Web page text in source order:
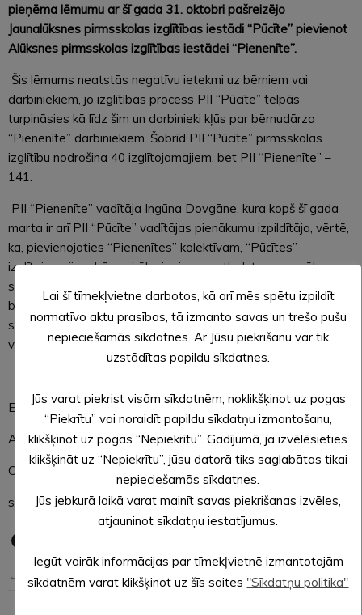
pieņēma lēmumu ar šī gada 31. oktobri pašreizējo
Jaunalūksnes pirmsskolas izglītības iestādi “Pūcīte” pievienot
Alūksnes pirmsskolas izglītības iestādei “Pienenīte”.
Šis lēmums neatstās negatīvu ietekmi uz bērniem vai
darbiniekiem, jo izglītības process PII “Pūcīte” telpās
turpināsies kā līdz šim un darbinieki kļūs par bērnudārza
“Pienenīte” darbiniekiem. Šobrīd PII “Pūcīte” pirmsskolas
izglītību nodrošina 40 izglītojamajiem, bet PII “Pienenīte” –
141.
PII “Pienenīte” vadītāja Ingūna Dovgāne, kura kopš šī gada
marta ir arī PII “Pūcīte” vadītājas pienākumu izpildītāja, vērtē,
ka, pievienojoties “Pienenītes” kolektīvam, “Pūcītes”
izglītojamajiem būs vairāk pieejamas atbalsta personāla
speciālista (logopēda) konsultācijas, savukārt pedagogiem
būs labākas iespējas pedagoģiskai pilnveidei, piemēram,
stundu vērošana grupās, kas atbilst tam izglītojamo
vecumam, ar kādu strādā attiecīgais pedagogs.
Evita Aploka,
Alūksnes novada pašvaldības
Centrālās administrācijas
sabiedrisko attiecību speciāliste
← Iepriekšējā ziņa Nākošā ziņa →
Lai šī tīmekļvietne darbotos, kā arī mēs spētu izpildīt
normatīvo aktu prasības, tā izmanto savas un trešo pušu
nepieciešamās sīkdatnes. Ar Jūsu piekrišanu var tik
uzstādītas papildu sīkdatnes.
Jūs varat piekrist visām sīkdatnēm, noklikšķinot uz pogas
“Piekrītu” vai noraidīt papildu sīkdatņu izmantošanu,
klikšķinot uz pogas “Nepiekrītu”. Gadījumā, ja izvēlēsieties
klikšķināt uz “Nepiekrītu”, jūsu datorā tiks saglabātas tikai
nepieciešamās sīkdatnes.
Jūs jebkurā laikā varat mainīt savas piekrišanas izvēles,
atjauninot sīkdatņu iestatījumus.
Iegūt vairāk informācijas par tīmekļvietnē izmantotajām
sīkdatnēm varat klikšķinot uz šīs saites "Sīkdatņu politika"